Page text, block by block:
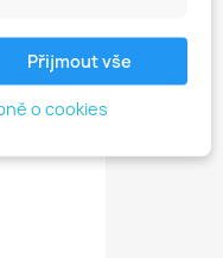
Přijmout vše
o cookies